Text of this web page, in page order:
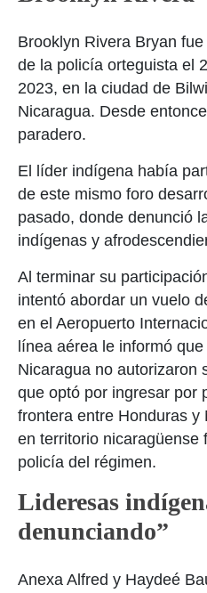
Brooklyn Rivera Bryan
de la policía orteguista el
2023, en la ciudad de
Nicaragua. Desde
paradero.
El líder indígena había
de este mismo foro
pasado, donde denunció
indígenas y
Al terminar su
intentó abordar un vuelo
en el Aeropuerto
línea aérea le informó
Nicaragua no autorizaron
que optó por ingresar por
frontera entre Honduras
en territorio nicaragüense
policía del régimen.
Lideresas
denunciando”
Anexa Alfred y Haydeé